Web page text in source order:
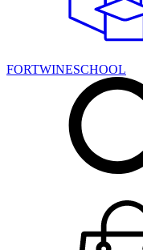
FORTWINESCHOOL